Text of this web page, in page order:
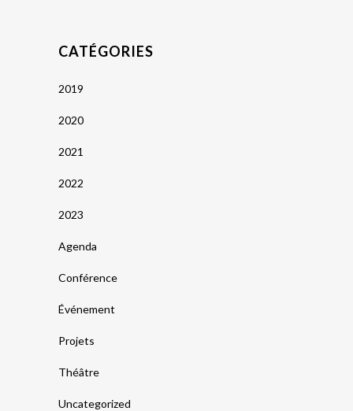
CATÉGORIES
2019
2020
2021
2022
2023
Agenda
Conférence
Événement
Projets
Théâtre
Uncategorized